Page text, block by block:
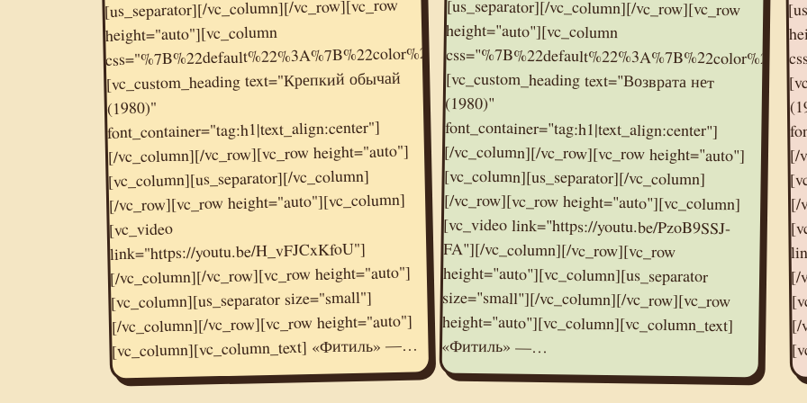
[us_separator][/vc_column][/vc_row][vc_row
height="auto"][vc_column
css="%7B%22default%22%3A%7B%22color%22%3A%22%23e95095%22%7D%7D"]
[vc_custom_heading text="Крепкий обычай
(1980)"
font_container="tag:h1|text_align:center"]
[/vc_column][/vc_row][vc_row height="auto"]
[vc_column][us_separator][/vc_column]
[/vc_row][vc_row height="auto"][vc_column]
[vc_video
link="https://youtu.be/H_vFJCxKfoU"]
[/vc_column][/vc_row][vc_row height="auto"]
[vc_column][us_separator size="small"]
[/vc_column][/vc_row][vc_row height="auto"]
[vc_column][vc_column_text] «Фитиль» —…
(1980)"
«Фитиль» —…
[/
[/
[/
[/